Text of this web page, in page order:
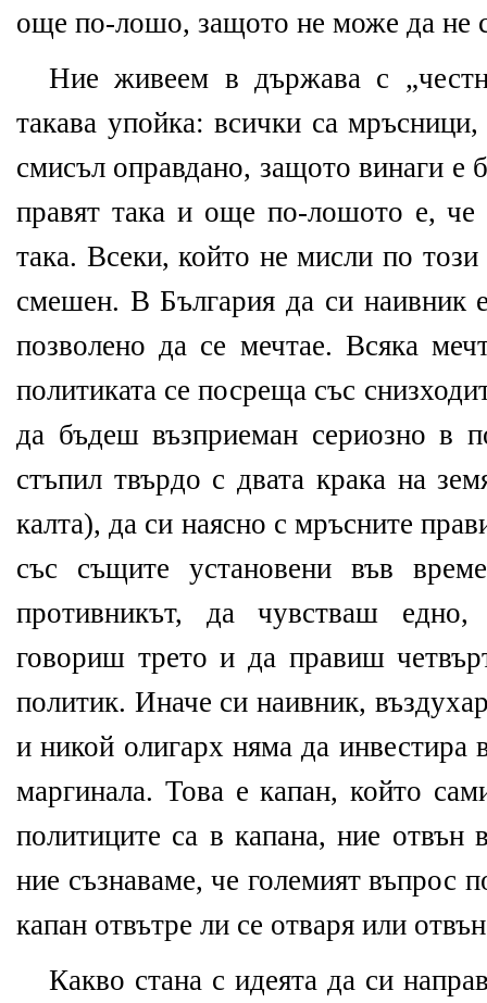
още по-лошо, защото не може да не
Ние живеем в държава с
такава упойка: всички са
смисъл оправдано, защото винаги е
правят така и още по-лошото е,
така. Всеки, който не мисли по
смешен. В България да си наивник
позволено да се мечтае. Всяка
политиката се посреща със
да бъдеш възприеман сериозно в
стъпил твърдо с двата крака на
калта), да си наясно с мръсните
със същите установени във
противникът, да чувстваш
говориш трето и да правиш
политик. Иначе си наивник,
и никой олигарх няма да инвестира
маргинала. Това е капан, който
политиците са в капана, ние отвън
ние съзнаваме, че големият въпрос
капан отвътре ли се отваря или
Какво стана с идеята да си